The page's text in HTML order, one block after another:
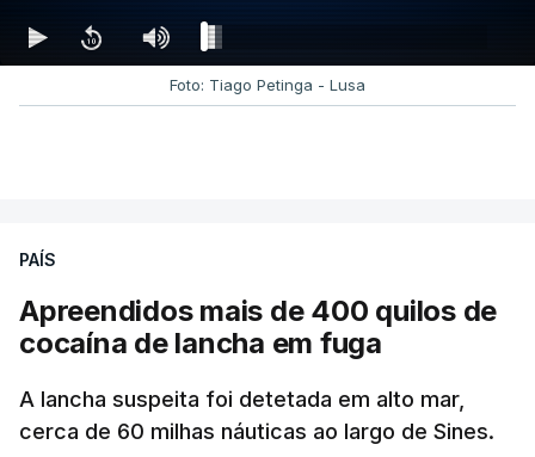
Foto: Tiago Petinga - Lusa
PAÍS
Apreendidos mais de 400 quilos de
cocaína de lancha em fuga
A lancha suspeita foi detetada em alto mar,
cerca de 60 milhas náuticas ao largo de Sines.